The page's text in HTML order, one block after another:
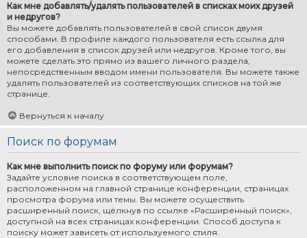
Как мне добавлять/удалять пользователей в списках моих друзей
и недругов?
Вы можете добавлять пользователей в свой список двумя
способами. В профиле каждого пользователя есть ссылка для
его добавления в список друзей или недругов. Кроме того, вы
можете сделать это прямо из вашего личного раздела,
непосредственным вводом имени пользователя. Вы можете также
удалять пользователей из соответствующих списков на той же
странице.
Вернуться к началу
Поиск по форумам
Как мне выполнить поиск по форуму или форумам?
Задайте условие поиска в соответствующем поле,
расположенном на главной странице конференции, страницах
просмотра форума или темы. Вы можете осуществить
расширенный поиск, щёлкнув по ссылке «Расширенный поиск»,
доступной на всех страницах конференции. Способ доступа к
поиску может зависеть от используемого стиля.